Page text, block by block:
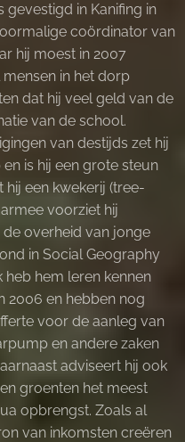
gevestigd in Kanifing in
coördinator van
hij moest in 2007
in het dorp
dat hij veel geld van de
van de school.
van destijds zet hij
is hij een grote steun
hij een kwekerij (tree-
voorziet hij
overheid van jonge
in Social Geography
heb hem leren kennen
2006 en hebben nog
voor de aanleg van
en andere zaken
adviseert hij ook
groenten het meest
opbrengst. Zoals al
van inkomsten creëren